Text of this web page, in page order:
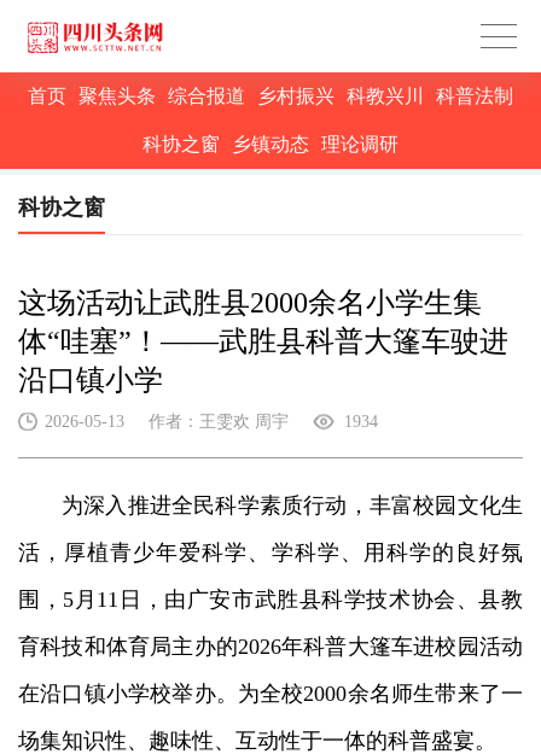
首页 聚焦头条 综合报道 乡村振兴 科教兴川 科普法制
科协之窗 乡镇动态 理论调研
科协之窗
这场活动让武胜县2000余名小学生集
体“哇塞”！——武胜县科普大篷车驶进
沿口镇小学
2026-05-13 作者：王雯欢 周宇 1934
为深入推进全民科学素质行动，丰富校园文化生
活，厚植青少年爱科学、学科学、用科学的良好氛
围，5月11日，由广安市武胜县科学技术协会、县教
育科技和体育局主办的2026年科普大篷车进校园活动
在沿口镇小学校举办。为全校2000余名师生带来了一
场集知识性、趣味性、互动性于一体的科普盛宴。